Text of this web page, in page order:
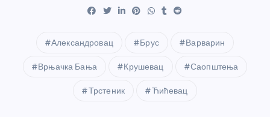
Александровац Брус Варварин
Врњачка Бања Крушевац Саопштења
Трстеник Ћићевац